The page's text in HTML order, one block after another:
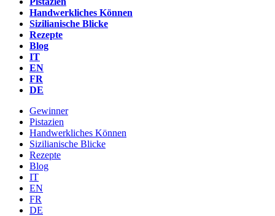
Handwerkliches Können
Sizilianische Blicke
Rezepte
Blog
IT
EN
FR
DE
Gewinner
Pistazien
Handwerkliches Können
Sizilianische Blicke
Rezepte
Blog
IT
EN
FR
DE